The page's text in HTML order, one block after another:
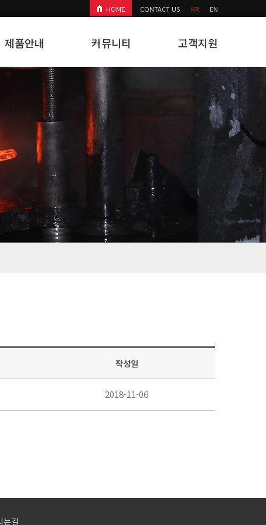
HOME CONTACT US KR EN
제품안내 커뮤니티 고객지원
작성일
2018-11-06
는길